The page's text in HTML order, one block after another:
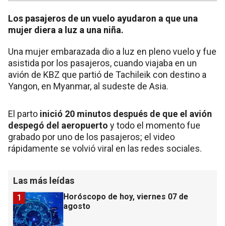
Los pasajeros de un vuelo ayudaron a que una
mujer diera a luz a una niña.
Una mujer embarazada dio a luz en pleno vuelo y fue
asistida por los pasajeros, cuando viajaba en un
avión de KBZ que partió de Tachileik con destino a
Yangon, en Myanmar, al sudeste de Asia.
El parto inició 20 minutos después de que el avión
despegó del aeropuerto y todo el momento fue
grabado por uno de los pasajeros; el video
rápidamente se volvió viral en las redes sociales.
Las más leídas
Horóscopo de hoy, viernes 07 de
agosto
1